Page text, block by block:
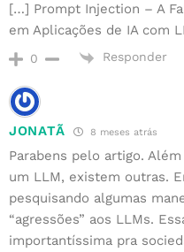
[…] Prompt Injection – A
em Aplicações de IA com
0 Responder
JONATÃ 8 meses atrás
Parabens pelo artigo.
um LLM, existem outras.
pesquisando algumas
“agressões” aos LLMs.
importantíssima pra